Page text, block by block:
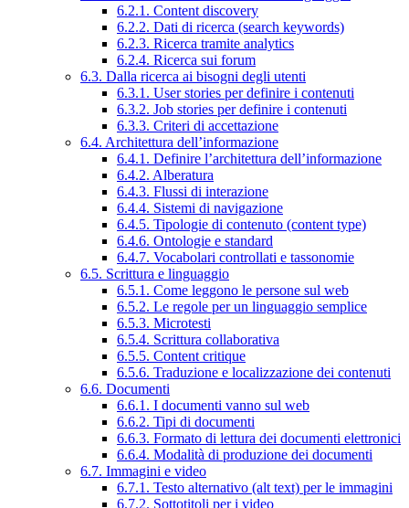
6.2.1. Content discovery
6.2.2. Dati di ricerca (search keywords)
6.2.3. Ricerca tramite analytics
6.2.4. Ricerca sui forum
6.3. Dalla ricerca ai bisogni degli utenti
6.3.1. User stories per definire i contenuti
6.3.2. Job stories per definire i contenuti
6.3.3. Criteri di accettazione
6.4. Architettura dell’informazione
6.4.1. Definire l’architettura dell’informazione
6.4.2. Alberatura
6.4.3. Flussi di interazione
6.4.4. Sistemi di navigazione
6.4.5. Tipologie di contenuto (content type)
6.4.6. Ontologie e standard
6.4.7. Vocabolari controllati e tassonomie
6.5. Scrittura e linguaggio
6.5.1. Come leggono le persone sul web
6.5.2. Le regole per un linguaggio semplice
6.5.3. Microtesti
6.5.4. Scrittura collaborativa
6.5.5. Content critique
6.5.6. Traduzione e localizzazione dei contenuti
6.6. Documenti
6.6.1. I documenti vanno sul web
6.6.2. Tipi di documenti
6.6.3. Formato di lettura dei documenti elettronici
6.6.4. Modalità di produzione dei documenti
6.7. Immagini e video
6.7.1. Testo alternativo (alt text) per le immagini
6.7.2. Sottotitoli per i video